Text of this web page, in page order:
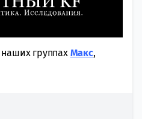
группах Макс,